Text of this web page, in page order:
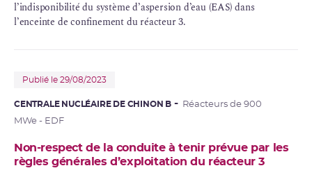
l’indisponibilité du système d’aspersion d’eau (EAS) dans
l’enceinte de confinementdu réacteur 3.
Publié le 29/08/2023
CENTRALE NUCLÉAIRE DE CHINON B
Réacteurs de 900
MWe - EDF
Non-respect de la conduite à tenir prévue par les
règles générales d’exploitation du réacteur 3